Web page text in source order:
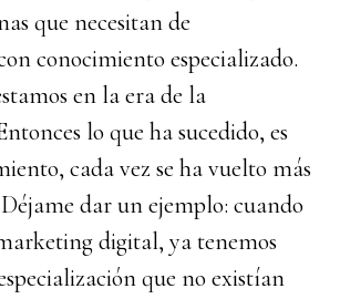
que necesitan de
conocimiento especializado.
en la era de la
lo que ha sucedido, es
cada vez se ha vuelto más
dar un ejemplo: cuando
digital, ya tenemos
que no existían